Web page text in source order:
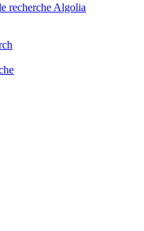
recherche Algolia